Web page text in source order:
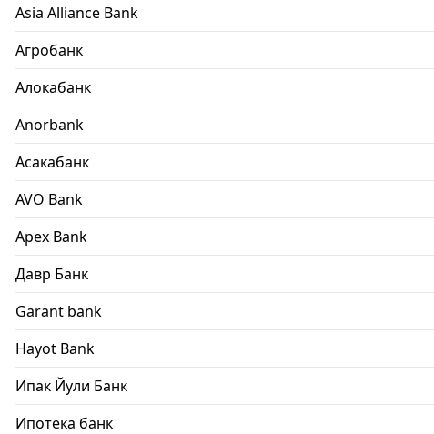
Asia Alliance Bank
Агробанк
Алокабанк
Anorbank
Асакабанк
AVO Bank
Apex Bank
Давр Банк
Garant bank
Hayot Bank
Ипак Йули Банк
Ипотека банк